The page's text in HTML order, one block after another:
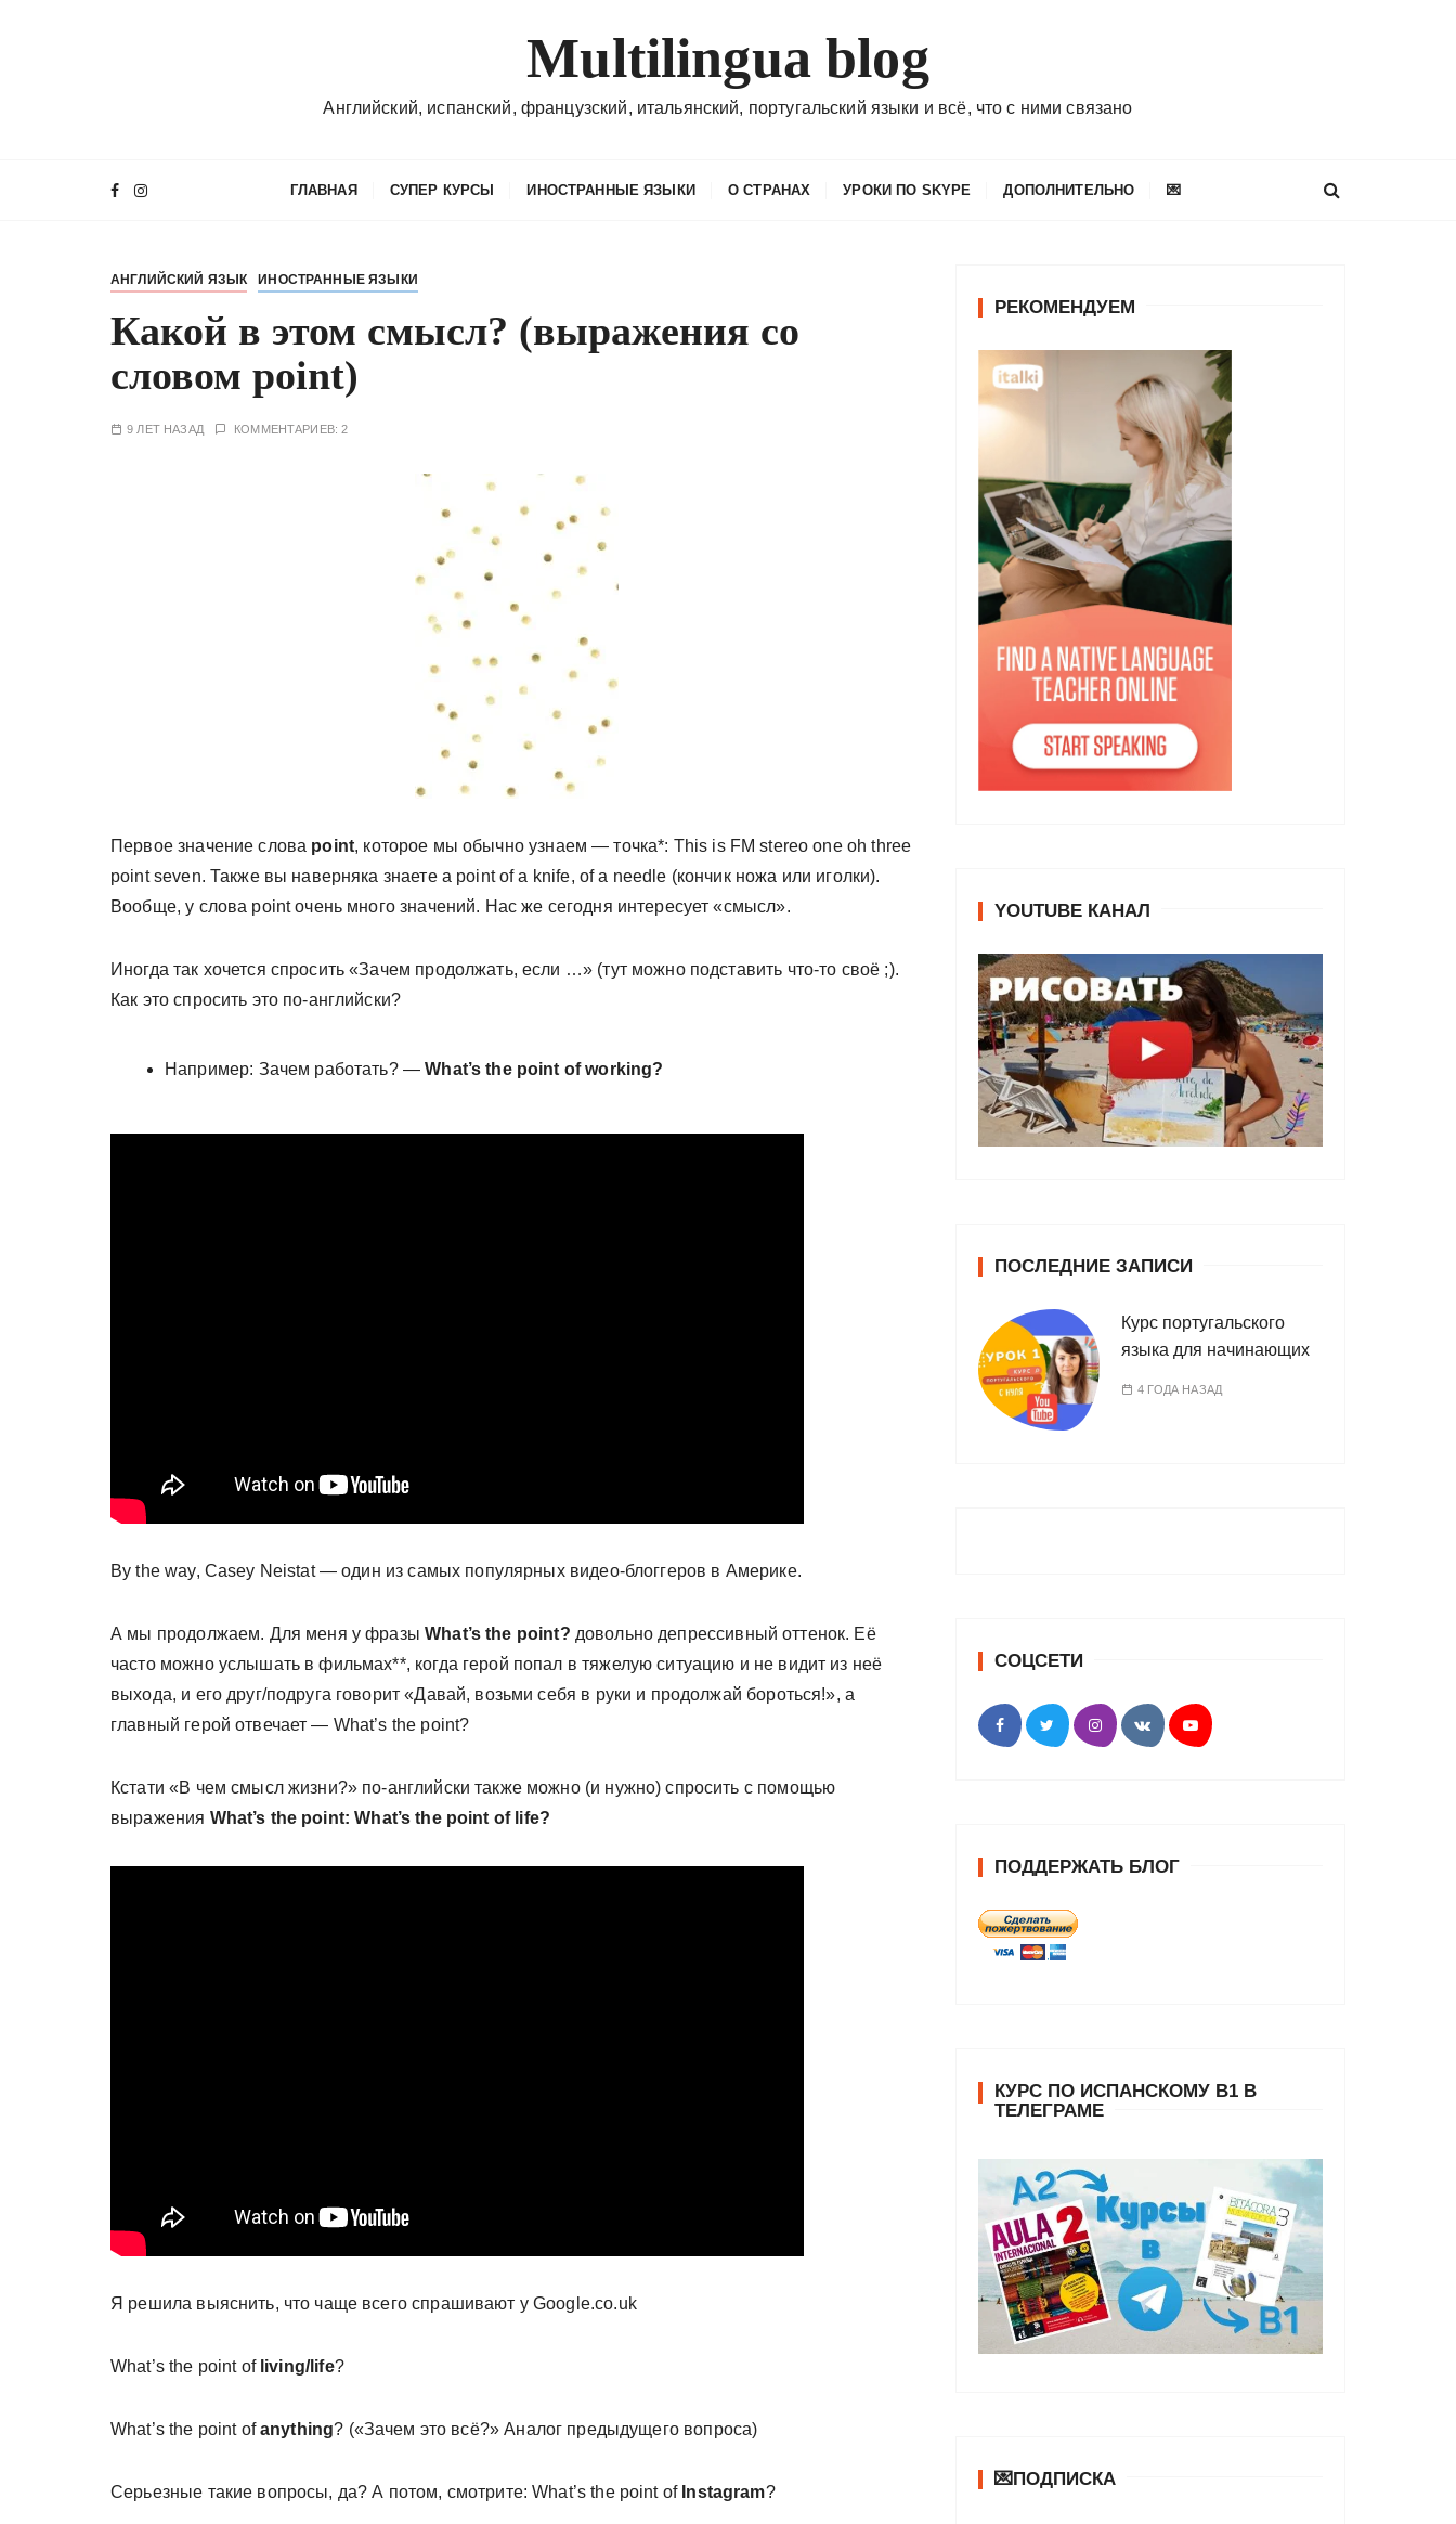
Multilingua blog
Английский, испанский, французский, итальянский, португальский языки и всё, что с ними связано
ГЛАВНАЯ СУПЕР КУРСЫ ИНОСТРАННЫЕ ЯЗЫКИ О СТРАНАХ УРОКИ ПО SKYPE ДОПОЛНИТЕЛЬНО 💌
АНГЛИЙСКИЙ ЯЗЫК ИНОСТРАННЫЕ ЯЗЫКИ
Какой в этом смысл? (выражения со
словом point)
9 ЛЕТ НАЗАД КОММЕНТАРИЕВ: 2
Первое значение слова point, которое мы обычно узнаем — точка*: This is FM stereo one oh three
point seven. Также вы наверняка знаете a point of a knife, of a needle (кончик ножа или иголки).
Вообще, у слова point очень много значений. Нас же сегодня интересует «смысл».
Иногда так хочется спросить «Зачем продолжать, если …» (тут можно подставить что-то своё ;).
Как это спросить это по-английски?
Например: Зачем работать? —What’s the point of working?
By the way, Casey Neistat — один из самых популярных видео-блоггеров в Америке.
А мы продолжаем. Для меня у фразыWhat’s the point? довольно депрессивный оттенок. Её
часто можно услышать в фильмах**, когда герой попал в тяжелую ситуацию и не видит из неё
выхода, и его друг/подруга говорит «Давай, возьми себя в руки и продолжай бороться!», а
главный герой отвечает — What’s the point?
Кстати «В чем смысл жизни?» по-английски также можно (и нужно) спросить с помощью
выражения What’s the point: What’s the point of life?
Я решила выяснить, что чаще всего спрашивают у Google.co.uk
What’s the point of living/life?
What’s the point ofanything? («Зачем это всё?» Аналог предыдущего вопроса)
Серьезные такие вопросы, да? А потом, смотрите: What’s the point of Instagram?
РЕКОМЕНДУЕМ
YOUTUBE КАНАЛ
ПОСЛЕДНИЕ ЗАПИСИ
Курс португальского
языка для начинающих
4 ГОДА НАЗАД
СОЦСЕТИ
ПОДДЕРЖАТЬ БЛОГ
КУРС ПО ИСПАНСКОМУ В1 В
ТЕЛЕГРАМЕ
💌ПОДПИСКА